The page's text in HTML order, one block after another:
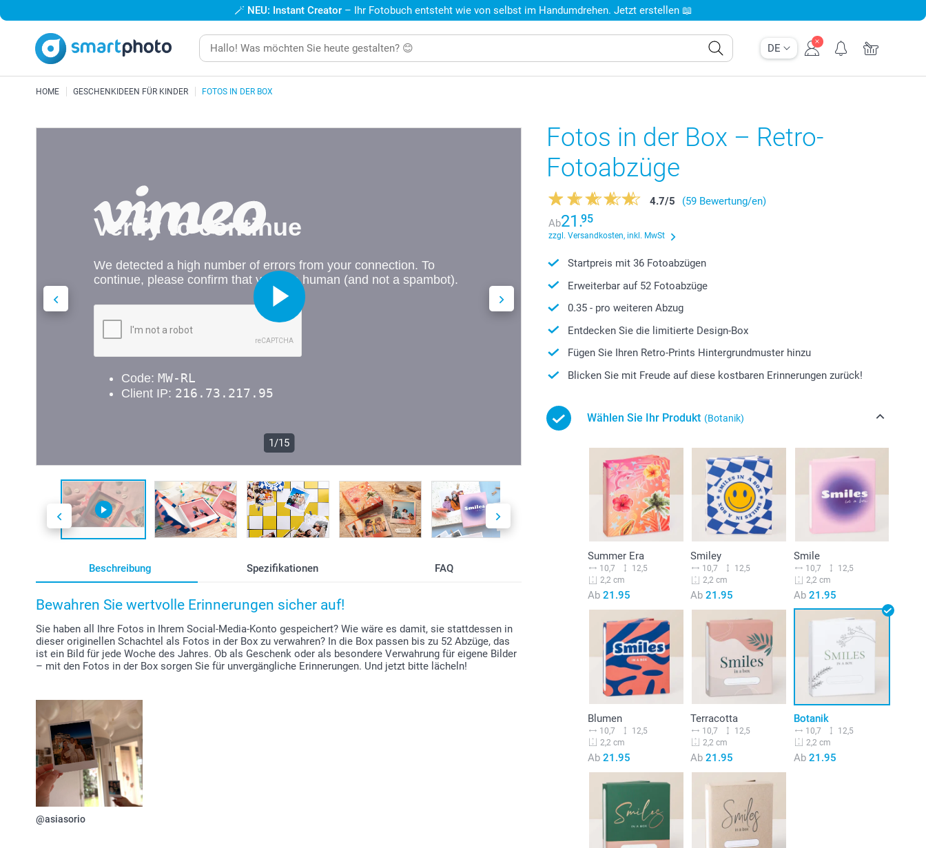
DE
🪄 NEU: Instant Creator – Ihr Fotobuch entsteht wie von selbst im Handumdrehen. Jetzt erstellen 📖
HOME GESCHENKIDEEN FÜR KINDER FOTOS IN DER BOX
1/15
Beschreibung Spezifikationen FAQ
Bewahren Sie wertvolle Erinnerungen sicher auf!
Sie haben all Ihre Fotos in Ihrem Social-Media-Konto gespeichert? Wie wäre es damit, sie stattdessen in
dieser originellen Schachtel als Fotos in der Box zu verwahren? In die Box passen bis zu 52 Abzüge, das
ist ein Bild für jede Woche des Jahres. Ob als Geschenk oder als besondere Verwahrung für eigene Bilder
– mit den Fotos in der Box sorgen Sie für unvergängliche Erinnerungen. Und jetzt bitte lächeln!
@asiasorio
Fotos in der Box – Retro-
Fotoabzüge
4.7/5
(59 Bewertung/en)
Ab21.95
zzgl. Versandkosten, inkl. MwSt
Startpreis mit36 Fotoabzügen
Erweiterbar auf 52 Fotoabzüge
0.35 - pro weiteren Abzug
Entdecken Sie die limitierte Design-Box
Fügen Sie Ihren Retro-Prints Hintergrundmuster hinzu
Blicken Sie mit Freude auf diese kostbaren Erinnerungen zurück!
Wählen Sie Ihr Produkt (Botanik)
Summer Era
10,7
12,5
2,2 cm
Ab 21.95
Smiley
10,7
12,5
2,2 cm
Ab 21.95
Smile
10,7
12,5
2,2 cm
Ab21.95
Blumen
10,7
12,5
2,2 cm
Ab 21.95
Terracotta
10,7
12,5
2,2 cm
Ab 21.95
Botanik
10,7
12,5
2,2 cm
Ab21.95